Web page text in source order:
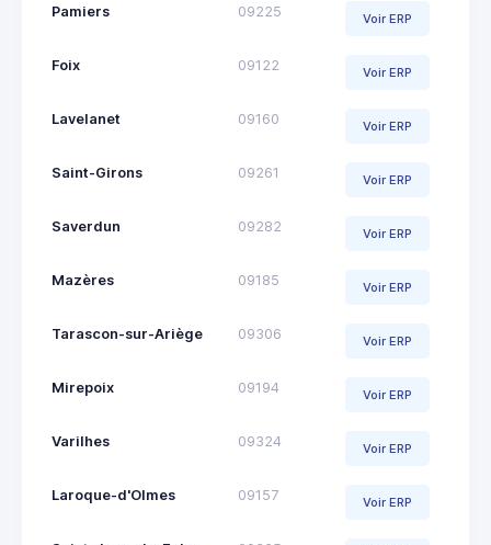
Pamiers 09225 Voir ERP
Foix 09122 Voir ERP
Lavelanet 09160 Voir ERP
Saint-Girons 09261 Voir ERP
Saverdun 09282 Voir ERP
Mazères 09185 Voir ERP
Tarascon-sur-Ariège 09306 Voir ERP
Mirepoix 09194 Voir ERP
Varilhes 09324 Voir ERP
Laroque-d'Olmes 09157 Voir ERP